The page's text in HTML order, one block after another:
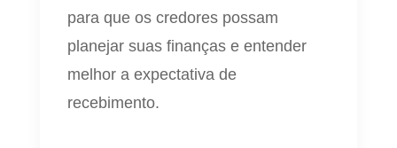
para que os credores possam
planejar suas finanças e entender
melhor a expectativa de
recebimento.